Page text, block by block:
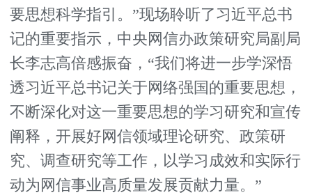
要思想科学指引。”现场聆听了习近平总书
记的重要指示，中央网信办政策研究局副局
长李志高倍感振奋，“我们将进一步学深悟
透习近平总书记关于网络强国的重要思想，
不断深化对这一重要思想的学习研究和宣传
阐释，开展好网信领域理论研究、政策研
究、调查研究等工作，以学习成效和实际行
动为网信事业高质量发展贡献力量。”